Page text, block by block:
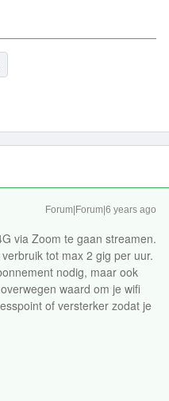
Forum|Forum|6 years ago
via Zoom te gaan streamen.
tot max 2 gig per uur.
nodig, maar ook
waard om je wifi
of versterker zodat je